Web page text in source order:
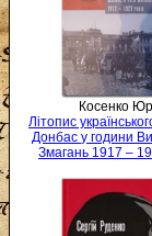
Косенко
Літопис
Донбас у години
Змагань 1917 –